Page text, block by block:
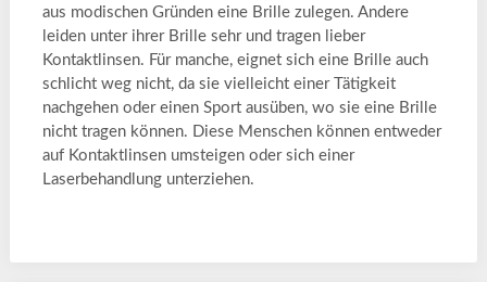
aus modischen Gründen eine Brille zulegen. Andere
leiden unter ihrer Brille sehr und tragen lieber
Kontaktlinsen. Für manche, eignet sich eine Brille auch
schlicht weg nicht, da sie vielleicht einer Tätigkeit
nachgehen oder einen Sport ausüben, wo sie eine Brille
nicht tragen können. Diese Menschen können entweder
auf Kontaktlinsen umsteigen oder sich einer
Laserbehandlung unterziehen.